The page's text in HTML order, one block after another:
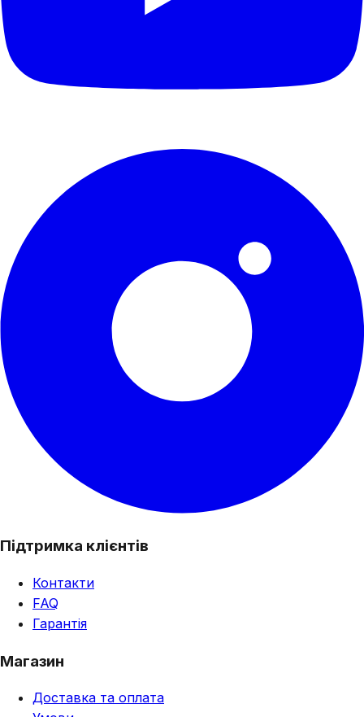
Підтримка клієнтів
Контакти
FAQ
Гарантія
Магазин
Доставка та оплата